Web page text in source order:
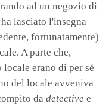
ad un negozio di
lasciato l'insegna
fortunatamente)
A parte che,
locale erano di per sé
del locale avveniva
da detective e